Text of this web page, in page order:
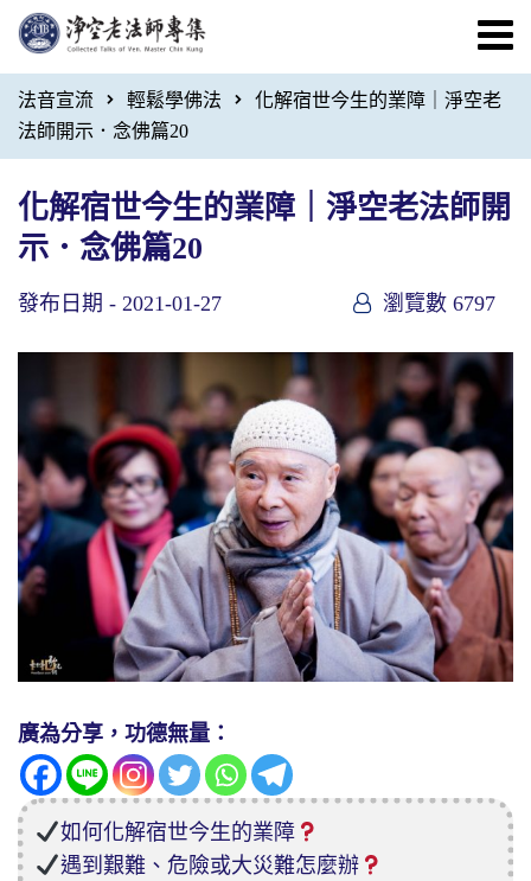
法音宣流 輕鬆學佛法
化解宿世今生的業障｜淨空老
法師開示．念佛篇20
化解宿世今生的業障｜淨空老法師開
示．念佛篇20
發布日期 - 2021-01-27 瀏覽數 6797
廣為分享，功德無量：
如何化解宿世今生的業障
遇到艱難、危險或大災難怎麼辦